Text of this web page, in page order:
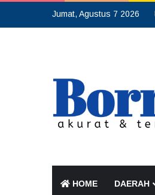
Jumat, Agustus 7 2026
HOME DAERAH